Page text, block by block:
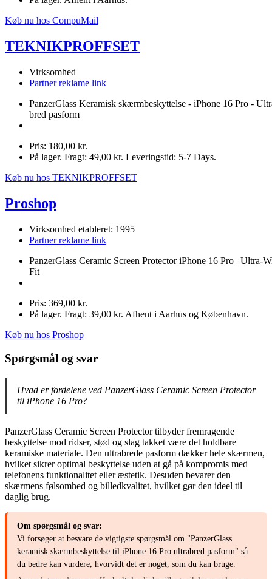
Køb nu hos CompuMail
TEKNIKPROFFSET
Virksomhed
Partner reklame link
PanzerGlass Keramisk skærmbeskyttelse - iPhone 16 Pro -
bred pasform
Pris: 180,00 kr.
På lager. Fragt: 49,00 kr. Leveringstid: 5-7 Days.
Køb nu hos TEKNIKPROFFSET
Proshop
Virksomhed etableret: 1995
Partner reklame link
PanzerGlass Ceramic Screen Protector iPhone 16 Pro | Ultra-
Fit
Pris: 369,00 kr.
På lager. Fragt: 39,00 kr. Afhent i Aarhus og København.
Køb nu hos Proshop
Spørgsmål og svar
Hvad er fordelene ved PanzerGlass Ceramic Screen Protector
til iPhone 16 Pro?
PanzerGlass Ceramic Screen Protector tilbyder fremragende
beskyttelse mod ridser, stød og slag takket være det holdbare
keramiske materiale. Den ultrabrede pasform dækker hele skærmen,
hvilket sikrer optimal beskyttelse uden at gå på kompromis med
telefonens funktionalitet eller æstetik. Desuden bevarer den
skærmens følsomhed og billedkvalitet, hvilket gør den ideel til
daglig brug.
Om spørgsmål og svar:
Vi forsøger at besvare de vigtigste spørgsmål om "PanzerGlass
keramisk skærmbeskyttelse til iPhone 16 Pro ultrabred pasform" så
du bedre kan vurdere, hvorvidt det er noget, som du kan bruge.